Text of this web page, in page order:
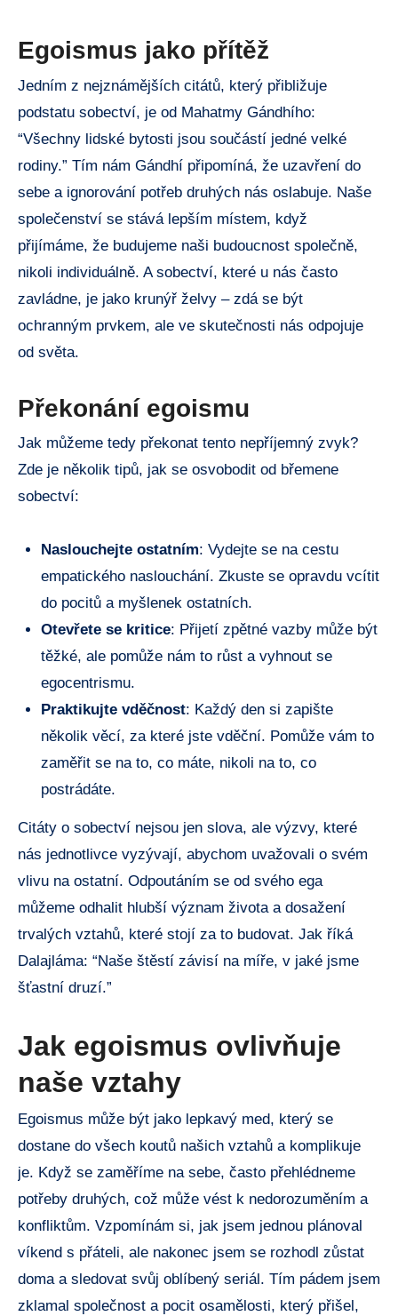
Egoismus jako přítěž
Jedním z nejznámějších citátů, který přibližuje
podstatu sobectví, je od Mahatmy Gándhího:
“Všechny lidské bytosti jsou součástí jedné velké
rodiny.” Tím nám Gándhí připomíná, že uzavření do
sebe a ignorování potřeb druhých nás oslabuje. Naše
společenství se stává lepším místem, když
přijímáme, že budujeme naši budoucnost společně,
nikoli individuálně. A sobectví, které u nás často
zavládne, je jako krunýř želvy – zdá se být
ochranným prvkem, ale ve skutečnosti nás odpojuje
od světa.
Překonání egoismu
Jak můžeme tedy překonat tento nepříjemný zvyk?
Zde je několik tipů, jak se osvobodit od břemene
sobectví:
Naslouchejte ostatním: Vydejte se na cestu
empatického naslouchání. Zkuste se opravdu vcítit
do pocitů a myšlenek ostatních.
Otevřete se kritice: Přijetí zpětné vazby může být
těžké, ale pomůže nám to růst a vyhnout se
egocentrismu.
Praktikujte vděčnost: Každý den si zapište
několik věcí, za které jste vděční. Pomůže vám to
zaměřit se na to, co máte, nikoli na to, co
postrádáte.
Citáty o sobectví nejsou jen slova, ale výzvy, které
nás jednotlivce vyzývají, abychom uvažovali o svém
vlivu na ostatní. Odpoutáním se od svého ega
můžeme odhalit hlubší význam života a dosažení
trvalých vztahů, které stojí za to budovat. Jak říká
Dalajláma: “Naše štěstí závisí na míře, v jaké jsme
šťastní druzí.”
Jak egoismus ovlivňuje
naše vztahy
Egoismus může být jako lepkavý med, který se
dostane do všech koutů našich vztahů a komplikuje
je. Když se zaměříme na sebe, často přehlédneme
potřeby druhých, což může vést k nedorozuměním a
konfliktům. Vzpomínám si, jak jsem jednou plánoval
víkend s přáteli, ale nakonec jsem se rozhodl zůstat
doma a sledovat svůj oblíbený seriál. Tím pádem jsem
zklamal společnost a pocit osamělosti, který přišel,